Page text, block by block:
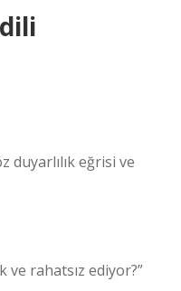
eğrisi ve
ve rahatsız ediyor?”